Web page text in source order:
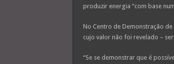
produzir energia “com base
No Centro de Demonstração
cujo valor não foi revelado –
“Se se demonstrar que é